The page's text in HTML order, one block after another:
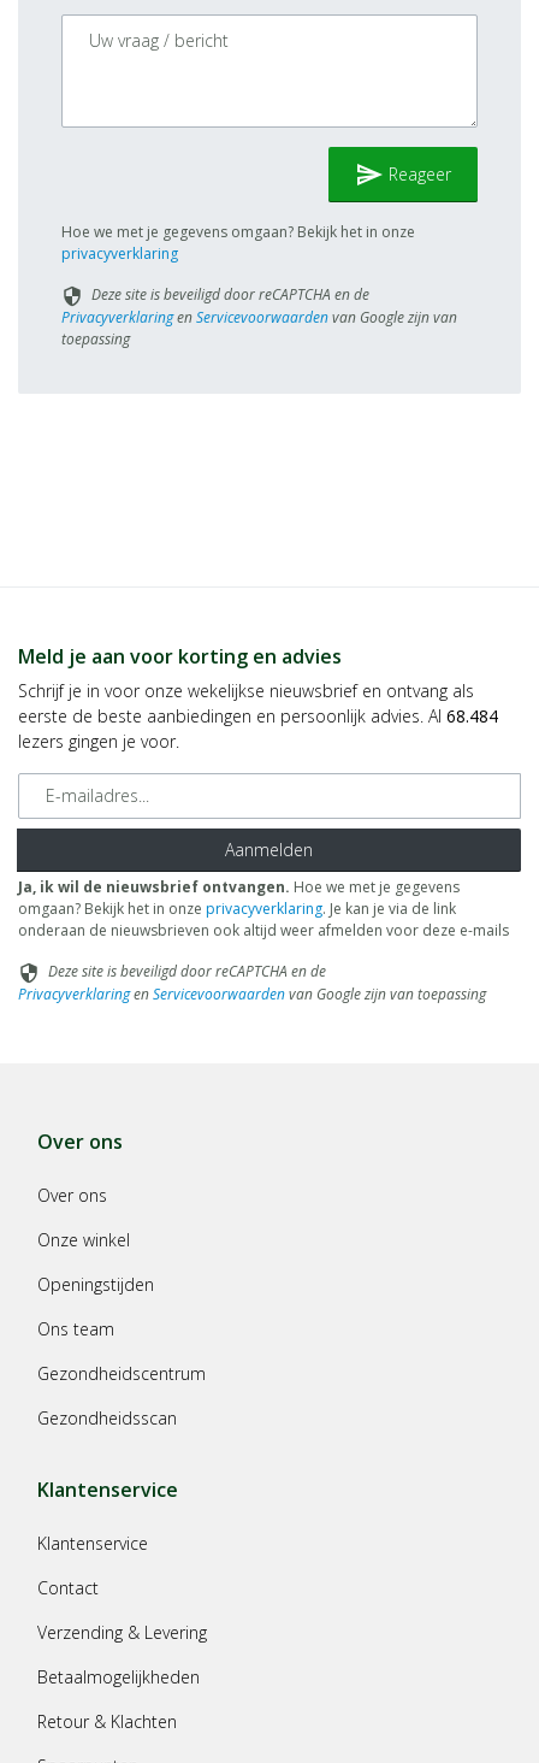
send Reageer
Hoe we met je gegevens omgaan? Bekijk het in onze
privacyverklaring
security Deze site is beveiligd door reCAPTCHA en de
PrivacyverklaringenServicevoorwaardenvan Google zijn van
toepassing
Meld je aan voor korting en advies
Schrijf je in voor onze wekelijkse nieuwsbrief en ontvang als
eerste de beste aanbiedingen en persoonlijk advies. Al 68.484
lezers gingen je voor.
E-mailadres
Aanmelden
Ja, ik wil de nieuwsbrief ontvangen. Hoe we met je gegevens
omgaan? Bekijk het in onze privacyverklaring. Je kan je via de link
onderaan de nieuwsbrieven ook altijd weer afmelden voor deze e-mails
security Deze site is beveiligd door reCAPTCHA en de
PrivacyverklaringenServicevoorwaardenvan Google zijn van toepassing
Over ons
Over ons
Onze winkel
Openingstijden
Ons team
Gezondheidscentrum
Gezondheidsscan
Klantenservice
Klantenservice
Contact
Verzending & Levering
Betaalmogelijkheden
Retour & Klachten